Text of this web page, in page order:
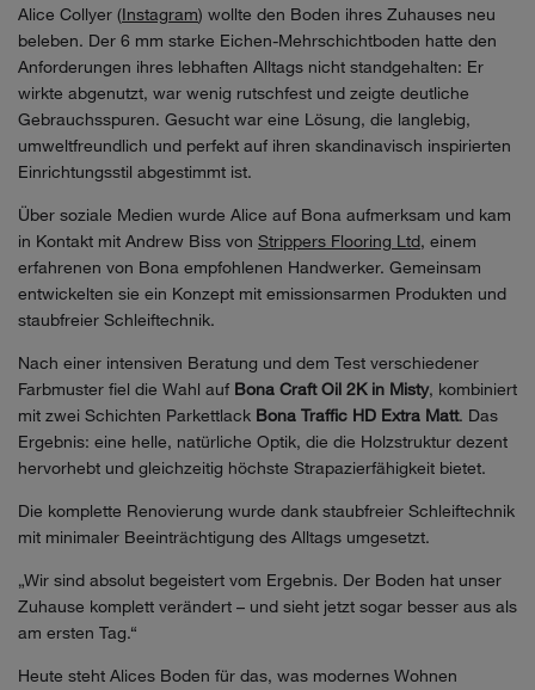
Alice Collyer (Instagram) wollte den Boden ihres Zuhauses neu
beleben. Der 6 mm starke Eichen-Mehrschichtboden hatte den
Anforderungen ihres lebhaften Alltags nicht standgehalten: Er
wirkte abgenutzt, war wenig rutschfest und zeigte deutliche
Gebrauchsspuren. Gesucht war eine Lösung, die langlebig,
umweltfreundlich und perfekt auf ihren skandinavisch inspirierten
Einrichtungsstil abgestimmt ist.
Über soziale Medien wurde Alice auf Bona aufmerksam und kam
in Kontakt mit Andrew Biss von Strippers Flooring Ltd, einem
erfahrenen von Bona empfohlenen Handwerker. Gemeinsam
entwickelten sie ein Konzept mit emissionsarmen Produkten und
staubfreier Schleiftechnik.
Nach einer intensiven Beratung und dem Test verschiedener
Farbmuster fiel die Wahl auf Bona Craft Oil 2K in Misty, kombiniert
mit zwei Schichten Parkettlack Bona Traffic HD Extra Matt. Das
Ergebnis: eine helle, natürliche Optik, die die Holzstruktur dezent
hervorhebt und gleichzeitig höchste Strapazierfähigkeit bietet.
Die komplette Renovierung wurde dank staubfreier Schleiftechnik
mit minimaler Beeinträchtigung des Alltags umgesetzt.
„Wir sind absolut begeistert vom Ergebnis. Der Boden hat unser
Zuhause komplett verändert – und sieht jetzt sogar besser aus als
am ersten Tag.“
Heute steht Alices Boden für das, was modernes Wohnen